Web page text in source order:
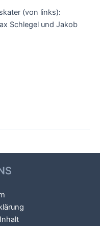
(von links):
Schlegel und Jakob